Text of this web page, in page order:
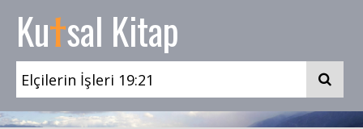
Kutsal Kitap